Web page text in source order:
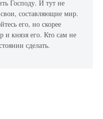
Господу. И тут не
составляющие мир.
его, но скорее
и князя его. Кто сам не
сделать.